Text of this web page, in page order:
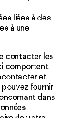
liées à des
à une
contacter les
comportent
et
fournir
dans